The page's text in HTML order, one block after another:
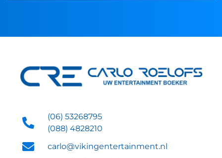
(06) 53268795
(088) 4828210
carlo@vikingentertainment.nl